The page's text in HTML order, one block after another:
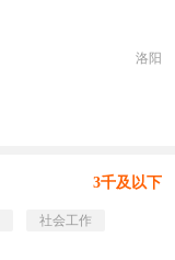
洛阳
3千及以下
社会工作